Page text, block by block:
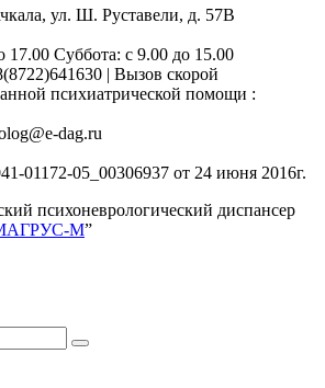
ул. Ш. Руставели, д. 57В
17.00 Суббота: с 9.00 до 15.00
| Вызов скорой
психиатрической помощи :
dag.ru
01172-05_00306937 от 24 июня 2016г.
психоневрологический диспансер
М”